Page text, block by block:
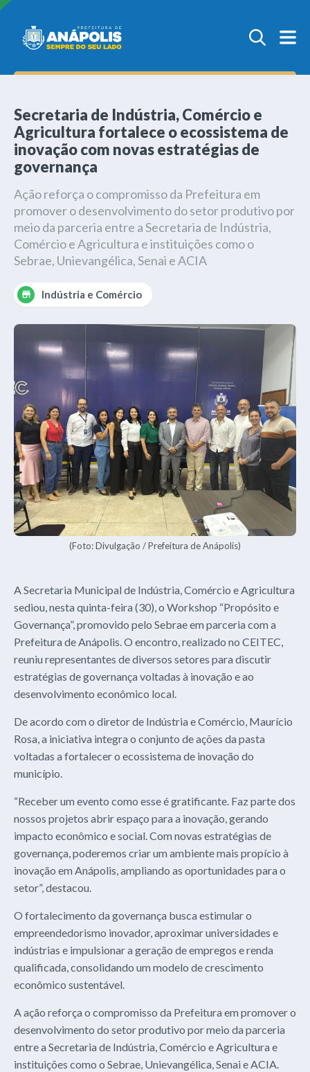
Secretaria de Indústria, Comércio e
Agricultura fortalece o ecossistema de
inovação com novas estratégias de
governança
Ação reforça o compromisso da Prefeitura em
promover o desenvolvimento do setor produtivo por
meio da parceria entre a Secretaria de Indústria,
Comércio e Agricultura e instituições como o
Sebrae, Unievangélica, Senai e ACIA
Indústria e Comércio
(Foto: Divulgação / Prefeitura de Anápolis)
A Secretaria Municipal de Indústria, Comércio e Agricultura
sediou, nesta quinta-feira (30), o Workshop “Propósito e
Governança”, promovido pelo Sebrae em parceria com a
Prefeitura de Anápolis. O encontro, realizado no CEITEC,
reuniu representantes de diversos setores para discutir
estratégias de governança voltadas à inovação e ao
desenvolvimento econômico local.
De acordo com o diretor de Indústria e Comércio, Maurício
Rosa, a iniciativa integra o conjunto de ações da pasta
voltadas a fortalecer o ecossistema de inovação do
município.
“Receber um evento como esse é gratificante. Faz parte dos
nossos projetos abrir espaço para a inovação, gerando
impacto econômico e social. Com novas estratégias de
governança, poderemos criar um ambiente mais propício à
inovação em Anápolis, ampliando as oportunidades para o
setor”, destacou.
O fortalecimento da governança busca estimular o
empreendedorismo inovador, aproximar universidades e
indústrias e impulsionar a geração de empregos e renda
qualificada, consolidando um modelo de crescimento
econômico sustentável.
A ação reforça o compromisso da Prefeitura em promover o
desenvolvimento do setor produtivo por meio da parceria
entre a Secretaria de Indústria, Comércio e Agricultura e
instituições como o Sebrae, Unievangélica, Senai e ACIA.